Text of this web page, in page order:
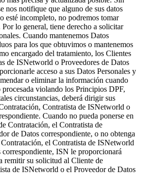
nos notifique que alguno de sus datos
esté incompleto, no podremos tomar
lo general, tiene derecho a solicitar
Cuando mantenemos Datos
para los que obtuvimos o mantenemos
encargado del tratamiento, los Clientes
de ISNetworld o Proveedores de Datos
acceso a sus Datos Personales y
o eliminar la información cuando
procesada violando los Principios DPF,
circunstancias, deberá dirigir sus
Contratista de ISNetworld o
Cuando no pueda ponerse en
Contratación, el Contratista de
de Datos correspondiente, o no obtenga
el Contratista de ISNetworld
ISN le proporcionará
remitir su solicitud al Cliente de
de ISNetworld o el Proveedor de Datos